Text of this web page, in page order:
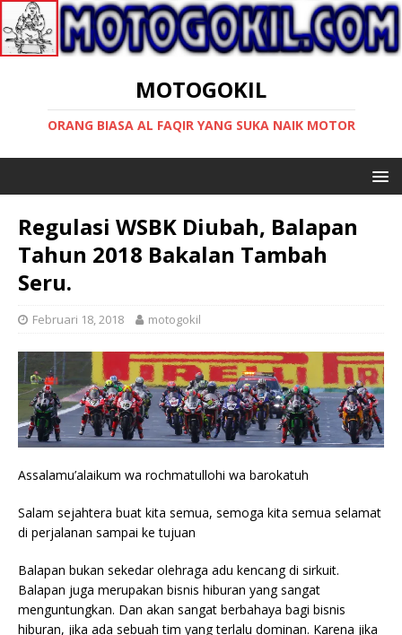
MOTOGOKIL
ORANG BIASA AL FAQIR YANG SUKA NAIK MOTOR
Regulasi WSBK Diubah, Balapan
Tahun 2018 Bakalan Tambah
Seru.
Februari 18, 2018 motogokil
Assalamu’alaikum wa rochmatullohi wa barokatuh
Salam sejahtera buat kita semua, semoga kita semua selamat
di perjalanan sampai ke tujuan
Balapan bukan sekedar olehraga adu kencang di sirkuit.
Balapan juga merupakan bisnis hiburan yang sangat
menguntungkan. Dan akan sangat berbahaya bagi bisnis
hiburan, jika ada sebuah tim yang terlalu dominan. Karena jika